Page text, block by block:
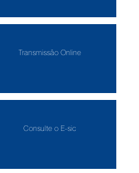
Transmissão Online
Consulte o E-sic